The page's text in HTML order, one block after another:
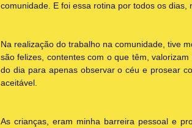
comunidade. E foi essa rotina por todos os dias,
Na realização do trabalho na comunidade, tive
são felizes, contentes com o que têm,
do dia para apenas observar o céu e prosear
aceitável.
As crianças, eram minha barreira pessoal e